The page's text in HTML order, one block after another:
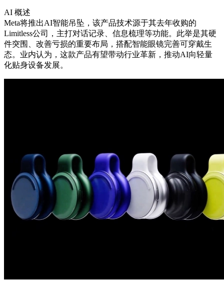
AI 概述
Meta将推出AI智能吊坠，该产品技术源于其去年收购的
Limitless公司，主打对话记录、信息梳理等功能。此举是其硬
件突围、改善亏损的重要布局，搭配智能眼镜完善可穿戴生
态。业内认为，这款产品有望带动行业革新，推动AI向轻量
化贴身设备发展。